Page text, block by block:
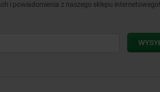
i powiadomienia z naszego sklepu internetowego!